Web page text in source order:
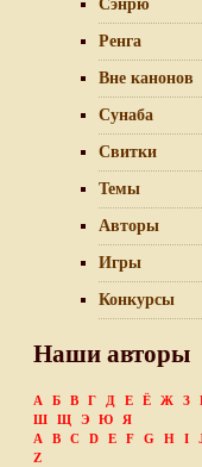
Сэнрю
Ренга
Вне канонов
Сунаба
Свитки
Темы
Авторы
Игры
Конкурсы
Наши авторы
А Б В Г Д Е Ё Ж З
Ш
Щ Э Ю
Я
A
B C D E F G H I
Z